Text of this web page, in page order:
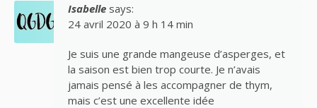
Isabelle says:
24 avril 2020 à 9 h 14 min
Je suis une grande mangeuse d’asperges, et
la saison est bien trop courte. Je n’avais
jamais pensé à les accompagner de thym,
mais c’est une excellente idée